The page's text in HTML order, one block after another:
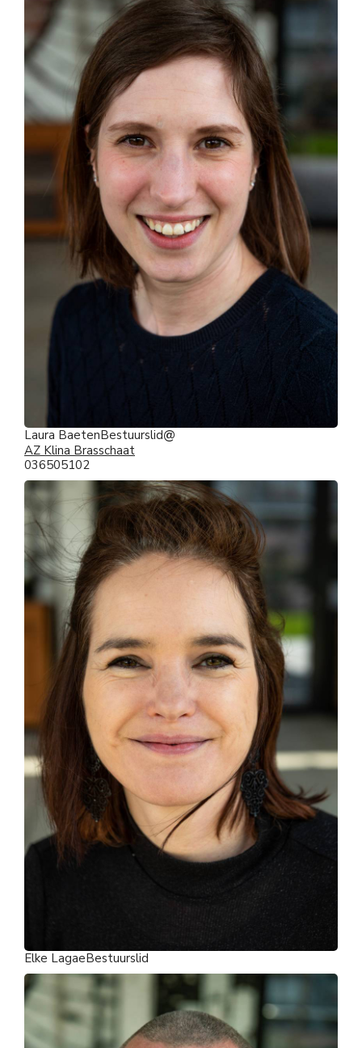
Laura BaetenBestuurslid
AZ Klina Brasschaat
036505102
Elke LagaeBestuurslid